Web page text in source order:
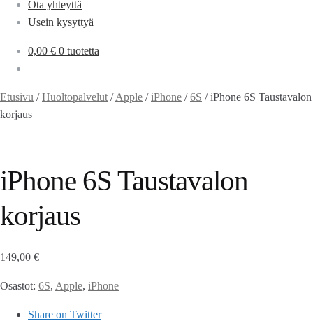
Ota yhteyttä
Usein kysyttyä
0,00 € 0 tuotetta
Etusivu /Huoltopalvelut /Apple /iPhone /6S /iPhone 6S Taustavalon
korjaus
iPhone 6S Taustavalon
korjaus
149,00 €
Osastot: 6S, Apple, iPhone
Share on Twitter